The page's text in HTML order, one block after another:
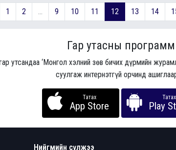
1 2 ... 9 10 11 12 13 14
Гар утасны программ
утсандаа ‘Монгол хэлний зөв бичих дүрмийн
суулгаж интернэтгүй орчинд
Татах
App Store
Татах
Play
Нийгмийн сүлжээ